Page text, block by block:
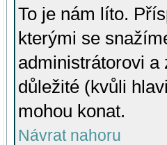
To je nám líto.
kterými se
administrátorovi a
důležité (kvůli
mohou konat.
Návrat nahoru